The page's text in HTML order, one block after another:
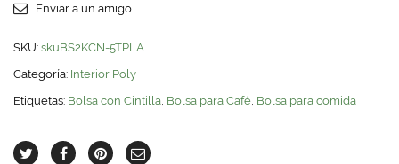
Enviar a un amigo
SKU: skuBS2KCN-5TPLA
Categoría: Interior Poly
Etiquetas: Bolsa con Cintilla Bolsa para Café Bolsa para comida